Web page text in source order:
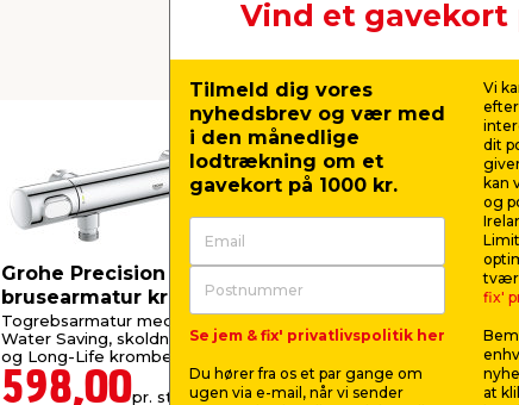
Grohe Precision Flow
brusearmatur krom
Togrebsarmatur med Grohe
Water Saving, skoldningssikring
og Long-Life krombelægning.
598,00pr. stk.
Brusesæt m/
Ø250 mm
Komplet brusesæt m/
hovedbruser,
998,00 pr. stk.
Vind et gavekort
Tilmeld dig vores
nyhedsbrev og vær med
i den månedlige
lodtrækning om et
gavekort på 1000 kr.
Se jem & fix' privatlivspolitik her
Du hører fra os et par gange om
ugen via e-mail, når vi sender
Vi
dit
kan
og
fix'
at